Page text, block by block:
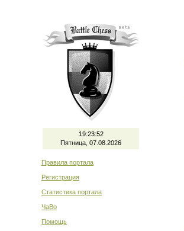
19:23:52
Пятница, 07.08.2026
Правила портала
Регистрация
Статистика портала
ЧаВо
Помощь